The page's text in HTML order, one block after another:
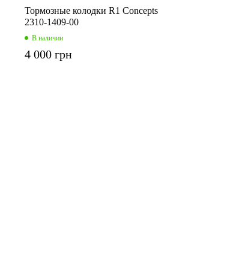
Тормозные колодки R1 Concepts
2310-1409-00
В наличии
4 000 грн